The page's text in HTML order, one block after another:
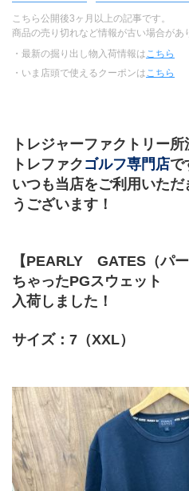
こちら公開後3ヶ月以上の記事です。
商品の売り切れなど情報が古い場合があ
・最新の掘り出し物入荷情報は こちら
・いま店頭で使えるクーポンは こちら
トレジャーファクトリー
トレファク ゴルフ専門店で
いつも当店をご利用いた
うございます！
【PEARLY　GATES（パ
ちゃったPGスウェット
入荷しました！
サイズ：7（XXL）